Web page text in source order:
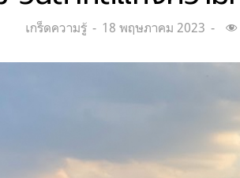
Categories:
เกร็ดความรู้
Posted
18 พฤษภาคม 2023